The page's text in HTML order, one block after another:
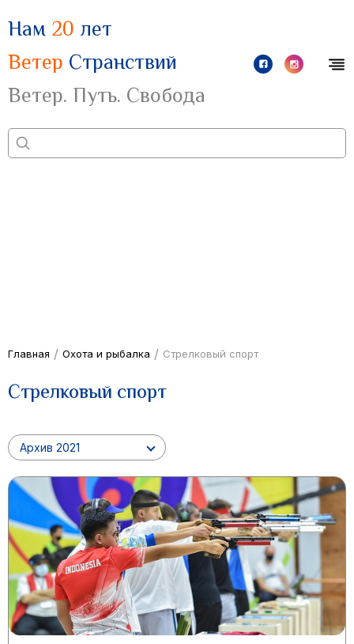
Нам 20 лет
Ветер Странствий
Ветер. Путь. Свобода
Главная / Охота и рыбалка / Стрелковый спорт
Стрелковый спорт
Архив 2021